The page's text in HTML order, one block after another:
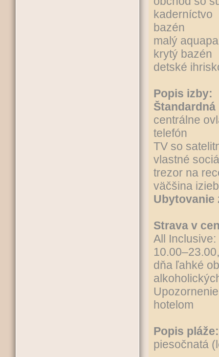
kaderníctvo
bazén
malý
krytý bazén
detské
Popis izby:
Štandardná
centrálne
telefón
TV so
vlastné
trezor na
väčšina
Ubytovanie
Strava v
All Inclusive:
dňa ľahké
hotelom
Popis pláže:
piesočnatá